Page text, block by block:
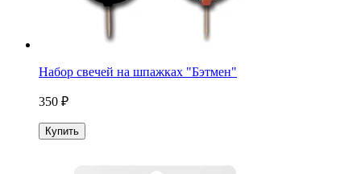
Набор свечей на шпажках "Бэтмен"
350 ₽
Купить